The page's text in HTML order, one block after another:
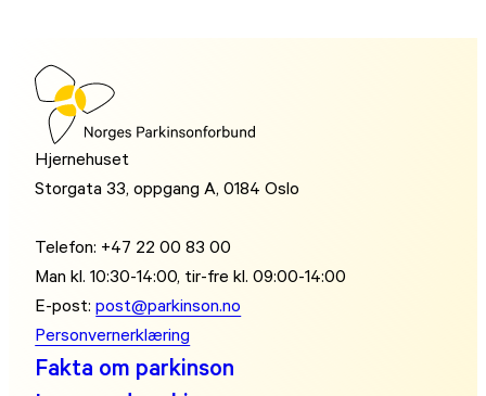
Hjernehuset
Storgata 33, oppgang A, 0184 Oslo
Telefon: +47 22 00 83 00
Man kl. 10:30-14:00, tir-fre kl. 09:00-14:00
E-post:post@parkinson.no
Personvernerklæring
Fakta om parkinson